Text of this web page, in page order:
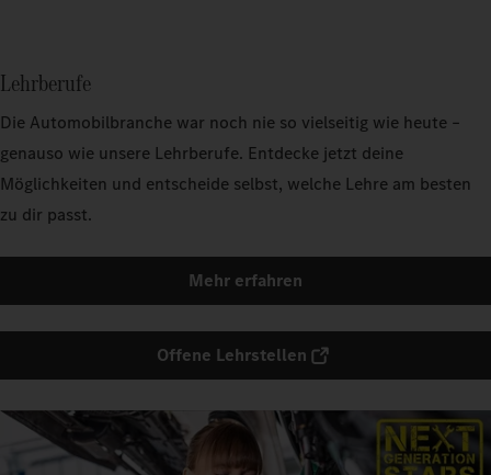
Lehrberufe
Die Automobilbranche war noch nie so vielseitig wie heute –
genauso wie unsere Lehrberufe. Entdecke jetzt deine
Möglichkeiten und entscheide selbst, welche Lehre am besten
zu dir passt.
Mehr erfahren
Offene Lehrstellen